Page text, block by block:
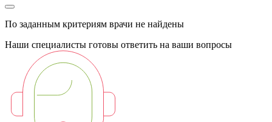
По заданным критериям врачи не найдены
Наши специалисты готовы ответить на ваши вопросы